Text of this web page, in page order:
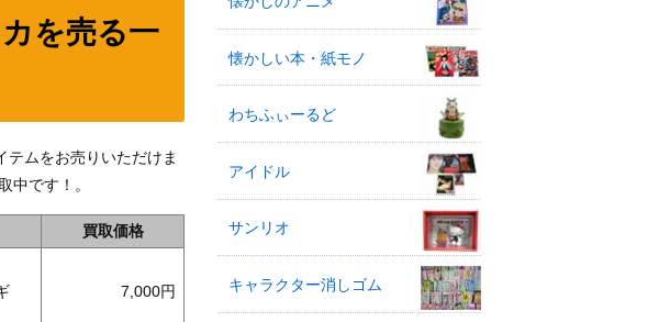
を売る一
ムをお売りいただけま
です！。
買取価格
7,000
懐かしい本・紙モノ
わちふぃーるど
アイドル
サンリオ
キャラクター消しゴム